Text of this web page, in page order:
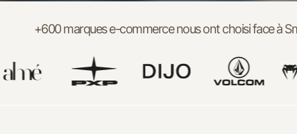
+600 marques e-commerce nous ont choisiface à